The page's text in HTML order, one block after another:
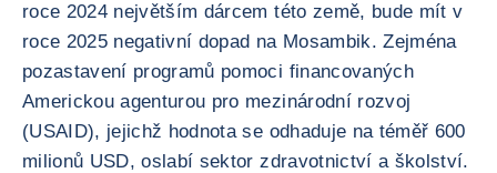
roce 2024 největším dárcem této země, bude mít v
roce 2025 negativní dopad na Mosambik. Zejména
pozastavení programů pomoci financovaných
Americkou agenturou pro mezinárodní rozvoj
(USAID), jejichž hodnota se odhaduje na téměř 600
milionů USD, oslabí sektor zdravotnictví a školství.